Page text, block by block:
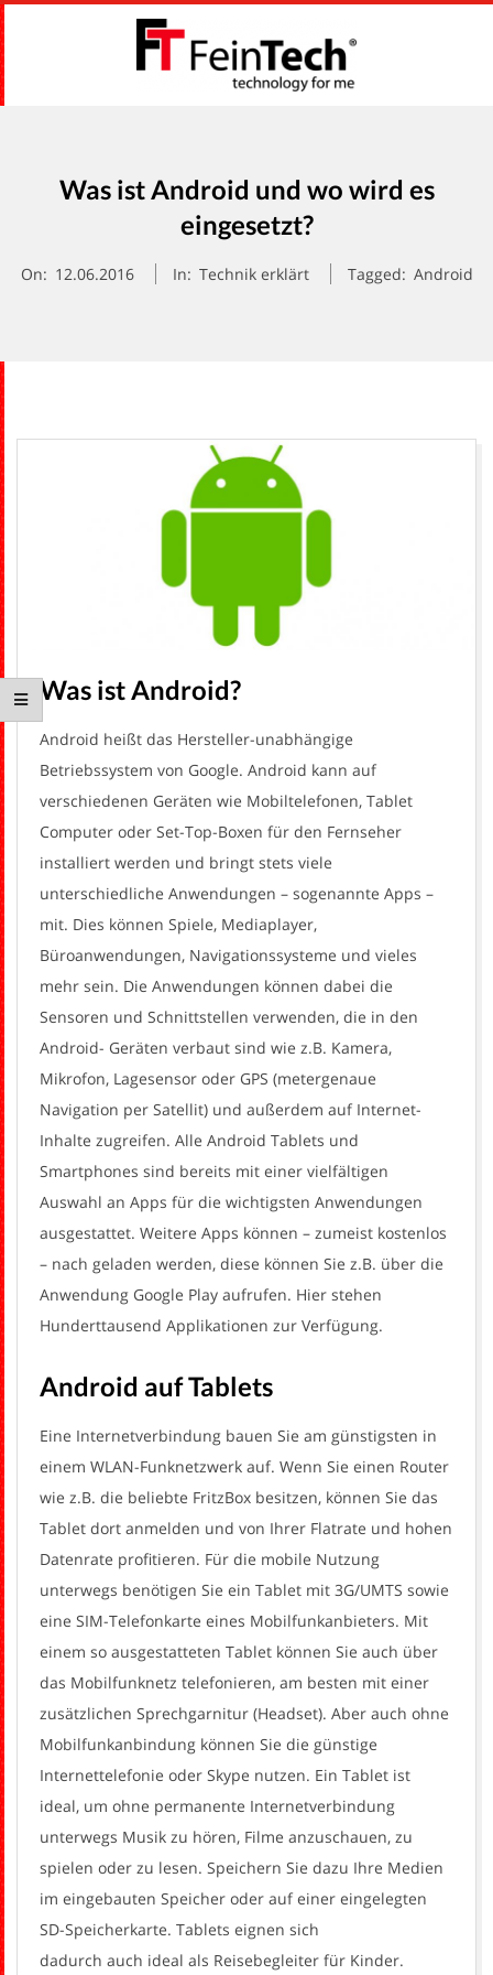
Skip
to
content
N
E
Was ist Android und wo wird es
eingesetzt?
On: 12.06.2016 In: Technik erklärt Tagged: Android
Was ist Android?
Android heißt das Hersteller-unabhängige
Betriebssystem von Google. Android kann auf
verschiedenen Geräten wie Mobiltelefonen, Tablet
Computer oder Set-Top-Boxen für den Fernseher
installiert werden und bringt stets viele
unterschiedliche Anwendungen – sogenannte Apps –
mit. Dies können Spiele, Mediaplayer,
Büroanwendungen, Navigationssysteme und vieles
mehr sein. Die Anwendungen können dabei die
Sensoren und Schnittstellen verwenden, die in den
Android- Geräten verbaut sind wie z.B. Kamera,
Mikrofon, Lagesensor oder GPS (metergenaue
Navigation per Satellit) und außerdem auf Internet-
Inhalte zugreifen. Alle Android Tablets und
Smartphones sind bereits mit einer vielfältigen
Auswahl an Apps für die wichtigsten Anwendungen
ausgestattet. Weitere Apps können – zumeist kostenlos
– nach geladen werden, diese können Sie z.B. über die
Anwendung Google Play aufrufen. Hier stehen
Hunderttausend Applikationen zur Verfügung.
Android auf Tablets
Eine Internetverbindung bauen Sie am günstigsten in
einem WLAN-Funknetzwerk auf. Wenn Sie einen Router
wie z.B. die beliebte FritzBox besitzen, können Sie das
Tablet dort anmelden und von Ihrer Flatrate und hohen
Datenrate profitieren. Für die mobile Nutzung
unterwegs benötigen Sie ein Tablet mit 3G/UMTS sowie
eine SIM-Telefonkarte eines Mobilfunkanbieters. Mit
einem so ausgestatteten Tablet können Sie auch über
das Mobilfunknetz telefonieren, am besten mit einer
zusätzlichen Sprechgarnitur (Headset). Aber auch ohne
Mobilfunkanbindung können Sie die günstige
Internettelefonie oder Skype nutzen. Ein Tablet ist
ideal, um ohne permanente Internetverbindung
unterwegs Musik zu hören, Filme anzuschauen, zu
spielen oder zu lesen. Speichern Sie dazu Ihre Medien
im eingebauten Speicher oder auf einer eingelegten
SD-Speicherkarte. Tablets eignen sich
dadurch auch ideal als Reisebegleiter für Kinder.